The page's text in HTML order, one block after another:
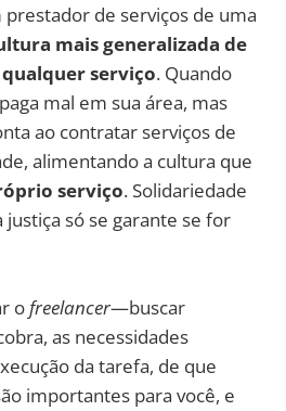
de serviços de uma
mais generalizada de
serviço. Quando
mal em sua área, mas
ao contratar serviços de
alimentando a cultura que
serviço. Solidariedade
justiça só se garante se for
ofreelancer—buscar
as necessidades
da tarefa, de que
importantes para você, e